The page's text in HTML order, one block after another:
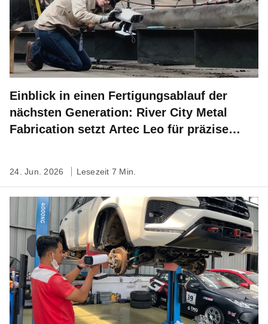
Einblick in einen Fertigungsablauf der
nächsten Generation: River City Metal
Fabrication setzt Artec Leo für präzise
24. Jun. 2026 Lesezeit 7 Min.